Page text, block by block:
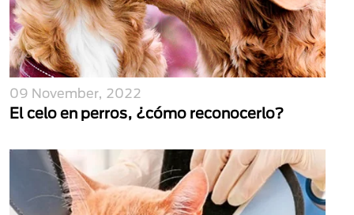
09 November, 2022
El celo en perros, ¿cómo reconocerlo?